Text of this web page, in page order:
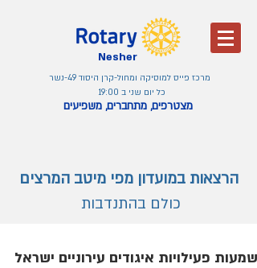
Nesher
מרכז פייס למוסיקה ומחול-קרן היסוד 49-נשר
כל יום שני ב 19:00
מצטרפים, מתחברים, משפיעים
הרצאות במועדון מפי מיטב המרצים
כולם בהתנדבות
משמעות פעילויות איגודים עירוניים ישראל